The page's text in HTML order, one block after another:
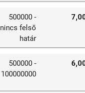
500000 -
nincs felső
határ
500000 -
100000000